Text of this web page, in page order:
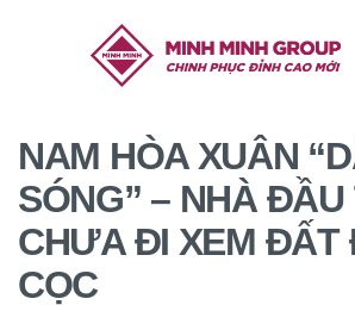
NAM HÒA XUÂN
SÓNG” – NHÀ
CHƯA ĐI XEM
CỌC